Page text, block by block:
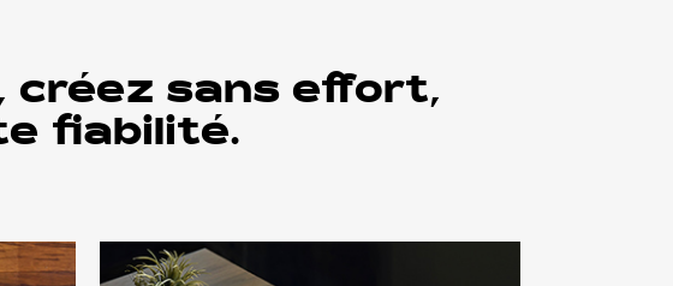
créez sans effort,
fiabilité.